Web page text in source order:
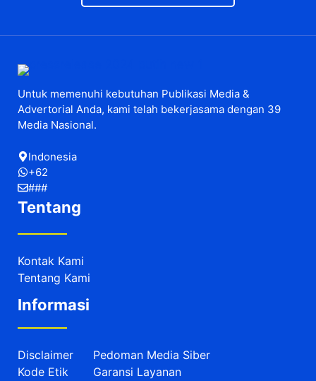
Untuk memenuhi kebutuhan Publikasi Media &
Advertorial Anda, kami telah bekerjasama dengan 39
Media Nasional.
Indonesia
+62
###
Tentang
Kontak Kami
Tentang Kami
Informasi
Disclaimer
Kode Etik
Pedoman Media Siber
Garansi Layanan